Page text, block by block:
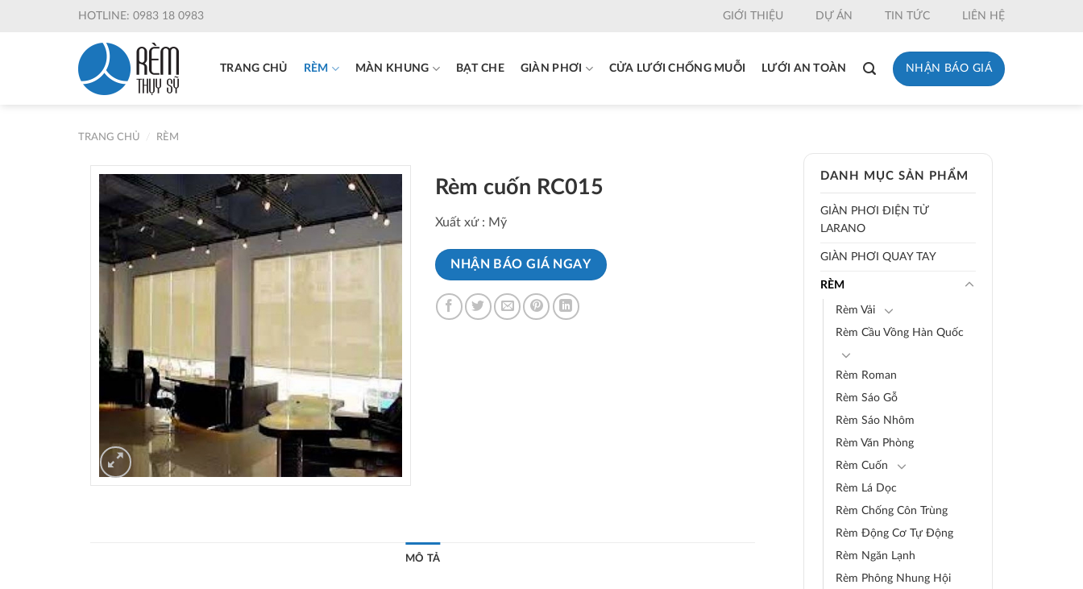
HOTLINE: 0983 18 0983 GIỚI THIỆU DỰ ÁN TIN TỨC LIÊN HỆ
TRANG CHỦ RÈM MÀN KHUNG BẠT CHE GIÀN PHƠI CỬA LƯỚI CHỐNG MUỖI LƯỚI AN TOÀN NHẬN BÁO GIÁ
TRANG CHỦ RÈM
DANH MỤC SẢN PHẨM
GIÀN PHƠI ĐIỆN TỬ
LARANO
GIÀN PHƠI QUAY TAY
RÈM
Rèm Vải
Rèm Cầu Vồng Hàn Quốc
Rèm Roman
Rèm Sáo Gỗ
Rèm Sáo Nhôm
Rèm Văn Phòng
Rèm Cuốn
Rèm Lá Dọc
Rèm Chống Côn Trùng
Rèm Động Cơ Tự Động
Rèm Ngăn Lạnh
Rèm Phông Nhung Hội
Rèm cuốn RC015
Xuất xứ : Mỹ
NHẬN BÁO GIÁ NGAY
MÔ TẢ